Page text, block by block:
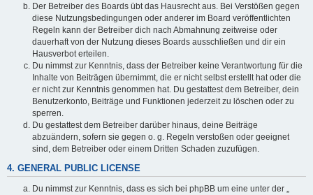
Der Betreiber des Boards übt das Hausrecht aus. Bei Verstößen gegen
diese Nutzungsbedingungen oder anderer im Board veröffentlichten
Regeln kann der Betreiber dich nach Abmahnung zeitweise oder
dauerhaft von der Nutzung dieses Boards ausschließen und dir ein
Hausverbot erteilen.
Du nimmst zur Kenntnis, dass der Betreiber keine Verantwortung für die
Inhalte von Beiträgen übernimmt, die er nicht selbst erstellt hat oder die
er nicht zur Kenntnis genommen hat. Du gestattest dem Betreiber, dein
Benutzerkonto, Beiträge und Funktionen jederzeit zu löschen oder zu
sperren.
Du gestattest dem Betreiber darüber hinaus, deine Beiträge
abzuändern, sofern sie gegen o. g. Regeln verstoßen oder geeignet
sind, dem Betreiber oder einem Dritten Schaden zuzufügen.
4. GENERAL PUBLIC LICENSE
Du nimmst zur Kenntnis, dass es sich bei phpBB um eine unter der „